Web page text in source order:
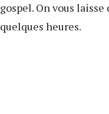
gospel. On vous
quelques heures.